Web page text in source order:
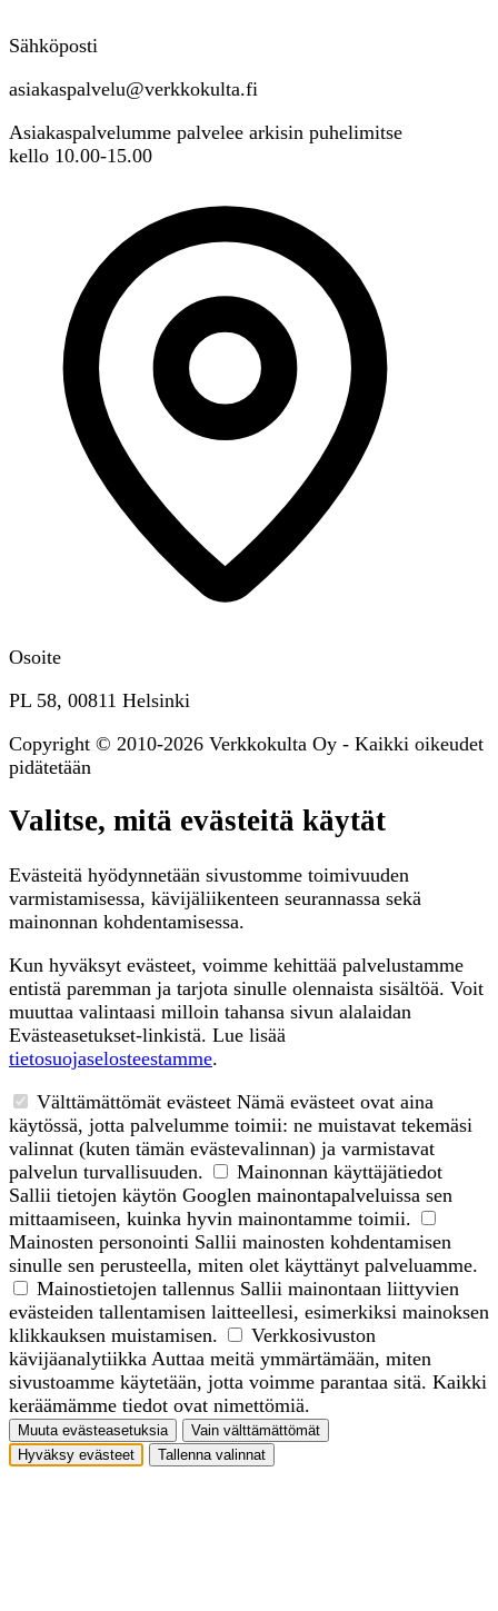
Sähköposti
asiakaspalvelu@verkkokulta.fi
Asiakaspalvelumme palvelee arkisin puhelimitse
kello 10.00-15.00
Osoite
PL 58, 00811 Helsinki
Copyright © 2010-2026 Verkkokulta Oy - Kaikki oikeudet
pidätetään
Valitse, mitä evästeitä käytät
Evästeitä hyödynnetään sivustomme toimivuuden
varmistamisessa, kävijäliikenteen seurannassa sekä
mainonnan kohdentamisessa.
Kun hyväksyt evästeet, voimme kehittää palvelustamme
entistä paremman ja tarjota sinulle olennaista sisältöä. Voit
muuttaa valintaasi milloin tahansa sivun alalaidan
Evästeasetukset-linkistä. Lue lisää
tietosuojaselosteestamme.
Välttämättömät evästeet Nämä evästeet ovat aina
käytössä, jotta palvelumme toimii: ne muistavat tekemäsi
valinnat (kuten tämän evästevalinnan) ja varmistavat
palvelun turvallisuuden.
Mainonnan käyttäjätiedot
Sallii tietojen käytön Googlen mainontapalveluissa sen
mittaamiseen, kuinka hyvin mainontamme toimii.
Mainosten personointi Sallii mainosten kohdentamisen
sinulle sen perusteella, miten olet käyttänyt palveluamme.
Mainostietojen tallennus Sallii mainontaan liittyvien
evästeiden tallentamisen laitteellesi, esimerkiksi mainoksen
klikkauksen muistamisen.
Verkkosivuston
kävijäanalytiikka Auttaa meitä ymmärtämään, miten
sivustoamme käytetään, jotta voimme parantaa sitä. Kaikki
keräämämme tiedot ovat nimettömiä.
Muuta evästeasetuksia
Vain välttämättömät
Hyväksy evästeet
Tallenna valinnat